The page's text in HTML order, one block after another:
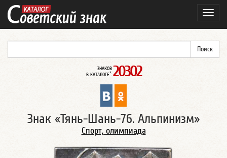
ЗНАКОВ
В КАТАЛОГЕ*: 20302
Знак «Тянь-Шань-76. Альпинизм»
Спорт, олимпиада